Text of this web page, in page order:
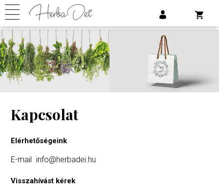
Kapcsolat
Elérhetőségeink
E-mail info@herbadei.hu
Visszahívást kérek